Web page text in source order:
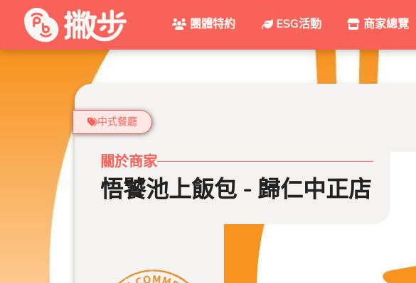
團體特約 ESG活動 商家總覽
中式餐廳
關於商家
悟饕池上飯包 - 歸仁中正店